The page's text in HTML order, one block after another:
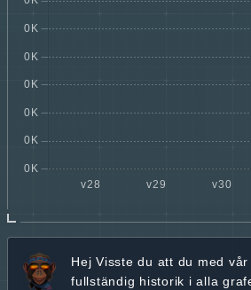
Hej Visste du att du med
fullständig historik i alla